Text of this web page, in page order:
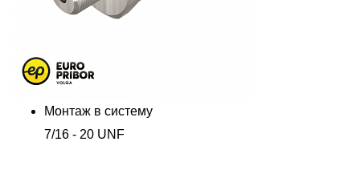
Монтаж в систему
7/16 - 20 UNF